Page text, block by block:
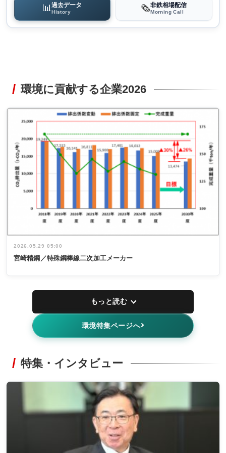
📊過去データ
History 🗞️非鉄相場配信
Morning Call
環境に貢献する企業2026
2026.05.29 05:00
宮崎精鋼／特殊鋼棒線二次加工メーカー
もっと読む
環境特集ページへ
特集・インタビュー